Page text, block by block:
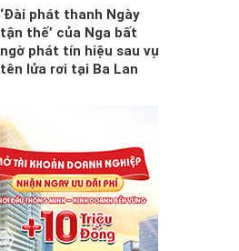
‘Đài phát thanh Ngày
tận thế’ của Nga bất
ngờ phát tín hiệu sau vụ
tên lửa rơi tại Ba Lan